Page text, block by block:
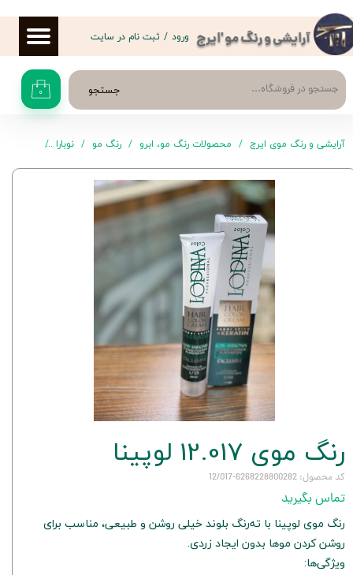
آرایشی و رنگ مو 'ایرج
جستجو ۰
ورود / ثبت نام در سایت
حساب کاربری من
تغییر گذر واژه
سفارشات
خروج از حساب کاربری
آرایشی و رنگ موی ایرج محصولات رنگ مو، ابرو رنگ مو نوبارا
رنگ موی 12.017 لوپینا
کد محصول: 6268228800282-12/017
تماس بگیرید
رنگ موی لوپینا با ته‌رنگ بلوند خیلی روشن و طبیعی، مناسب برای
روشن کردن موها بدون ایجاد زردی.
ویژگی‌ها: